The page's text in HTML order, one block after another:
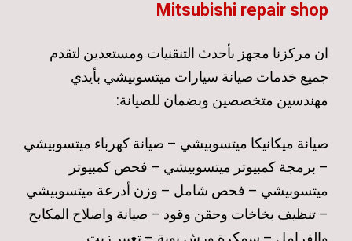
Mitsubishi repair shop
ان مركزنا مجهز بأحدث التنقنيات ومستعدين لتقدم
جميع خدمات صيانة سيارات ميتسوبيشي بأيدي
مهندسين متخصصين وبضمان للصيانة:
صيانة ميكانيكا ميتسوبيشي – صيانة كهرباء ميتسوبيشي
– برمجة كمبيوتر ميتسوبيشي – فحص كمبيوتر
ميتسوبيشي – فحص شامل – وزن أذرعة ميتسوبيشي
– تنظيف بخاخات وحقن وقود – صيانة واصلاح المكابح
والفرامل – سمكرة ورش بوية – تغيير زيت